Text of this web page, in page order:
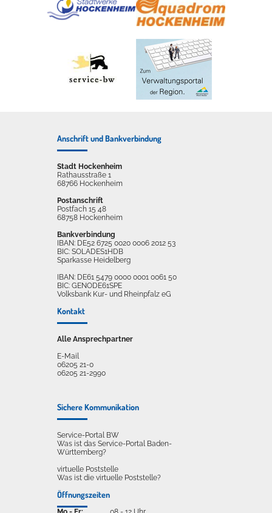
Anschrift und Bankverbindung
Stadt Hockenheim
Rathausstraße 1
68766 Hockenheim
Postanschrift
Postfach 15 48
68758 Hockenheim
Bankverbindung
IBAN: DE52 6725 0020 0006 2012 53
BIC: SOLADES1HDB
Sparkasse Heidelberg
IBAN: DE61 5479 0000 0001 0061 50
BIC: GENODE61SPE
Volksbank Kur- und Rheinpfalz eG
Kontakt
Alle Ansprechpartner
E-Mail
06205 21-0
06205 21-2990
Sichere Kommunikation
Service-Portal BW
Was ist das Service-Portal Baden-
Württemberg?
virtuelle Poststelle
Was ist die virtuelle Poststelle?
Öffnungszeiten